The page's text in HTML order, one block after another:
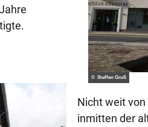
© Steffen Gruß
Nicht weit von
inmitten der